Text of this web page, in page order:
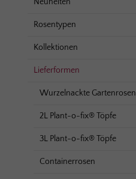
Rosentypen
Kollektionen
Lieferformen
Wurzelnackte Gartenrosen
2L Plant-o-fix® Töpfe
3L Plant-o-fix® Töpfe
Containerrosen